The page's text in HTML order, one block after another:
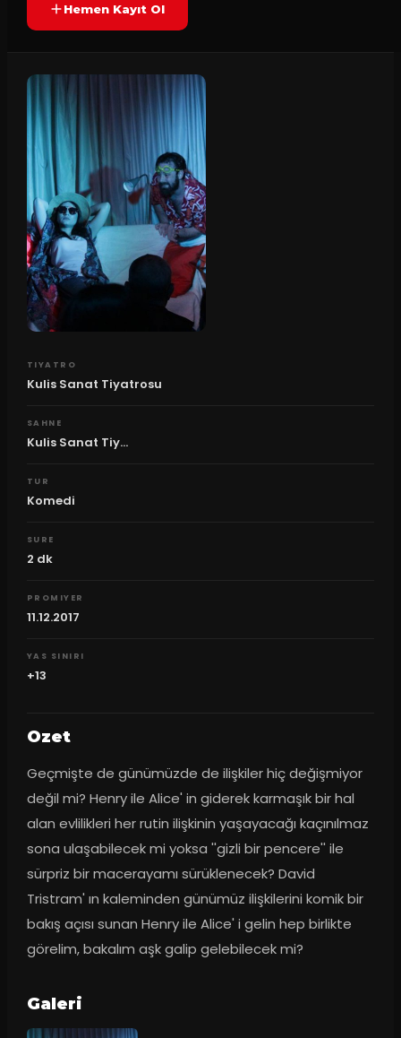
Hemen Kayıt Ol
TIYATRO
Kulis Sanat Tiyatrosu
SAHNE
Kulis Sanat Tiy...
TUR
Komedi
SURE
2 dk
PROMIYER
11.12.2017
YAS SINIRI
+13
Ozet
Geçmişte de günümüzde de ilişkiler hiç değişmiyor
değil mi? Henry ile Alice' in giderek karmaşık bir hal
alan evlilikleri her rutin ilişkinin yaşayacağı kaçınılmaz
sona ulaşabilecek mi yoksa ''gizli bir pencere'' ile
sürpriz bir macerayamı sürüklenecek? David
Tristram' ın kaleminden günümüz ilişkilerini komik bir
bakış açısı sunan Henry ile Alice' i gelin hep birlikte
görelim, bakalım aşk galip gelebilecek mi?
Galeri